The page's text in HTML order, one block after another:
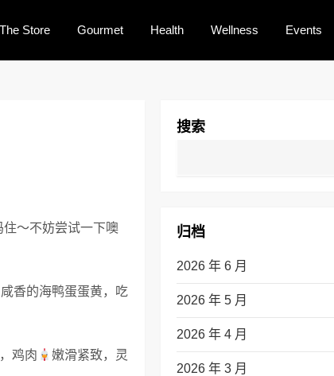
Store Gourmet Health Wellness Events
～不妨尝试一下噢
香的海鸭蛋蛋黄，吃
鸡肉
嫩滑紧致，灵
搜索
归档
2026 年 6 月
2026 年 5 月
2026 年 4 月
2026 年 3 月